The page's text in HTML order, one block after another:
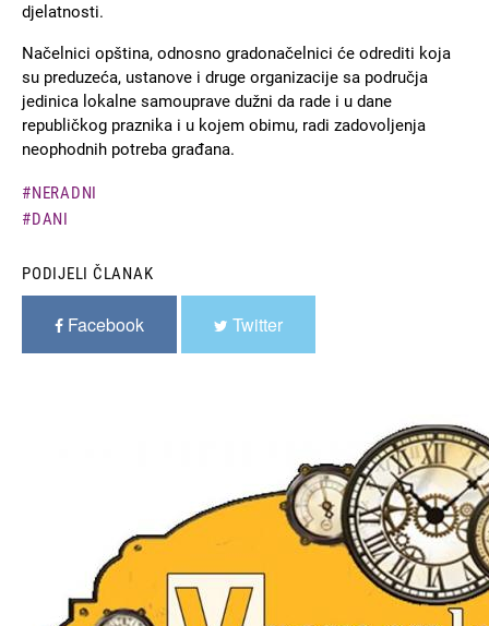
djelatnosti.
Načelnici opština, odnosno gradonačelnici će odrediti koja
su preduzeća, ustanove i druge organizacije sa područja
jedinica lokalne samouprave dužni da rade i u dane
republičkog praznika i u kojem obimu, radi zadovoljenja
neophodnih potreba građana.
NERADNI
DANI
PODIJELI ČLANAK
Facebook Twitter